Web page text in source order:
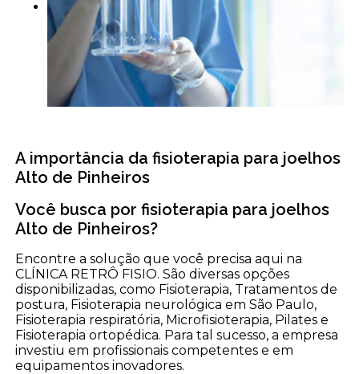
A importância da fisioterapia para joelhos
Alto de Pinheiros
Você busca por fisioterapia para joelhos
Alto de Pinheiros?
Encontre a solução que você precisa aqui na
CLÍNICA RETRÔ FISIO. São diversas opções
disponibilizadas, como Fisioterapia, Tratamentos de
postura, Fisioterapia neurológica em São Paulo,
Fisioterapia respiratória, Microfisioterapia, Pilates e
Fisioterapia ortopédica. Para tal sucesso, a empresa
investiu em profissionais competentes e em
equipamentos inovadores.